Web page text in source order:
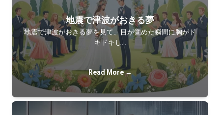
地震で津波がおきる夢
地震で津波がおきる夢を見て、目が覚めた瞬間に胸がド
キドキし…
Read More →